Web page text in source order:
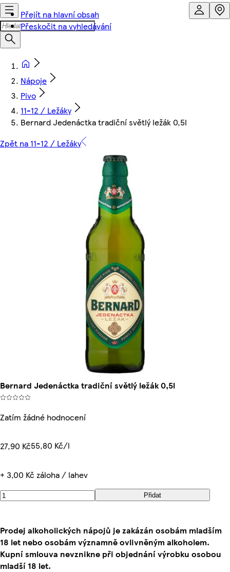
Přejít na hlavní obsah
Přeskočit na vyhledávání
Nápoje
Pivo
11-12 / Ležáky
Bernard Jedenáctka tradiční světlý ležák 0,5l
Zpět na 11-12 / Ležáky
Bernard Jedenáctka tradiční světlý ležák 0,5l
Zatím žádné hodnocení
27,90 Kč55,80 Kč/l
+ 3,00 Kč záloha / lahev
Přidat
Prodej alkoholických nápojů je zakázán osobám mladším
18 let nebo osobám významně ovlivněným alkoholem.
Kupní smlouva nevznikne při objednání výrobku osobou
mladší 18 let.